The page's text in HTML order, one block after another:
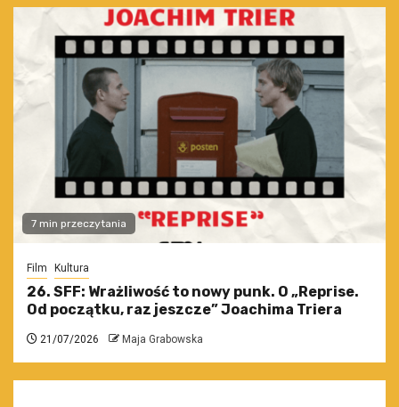
7 min przeczytania
Film Kultura
26. SFF: Wrażliwość to nowy punk. O „Reprise.
Od początku, raz jeszcze” Joachima Triera
21/07/2026 Maja Grabowska